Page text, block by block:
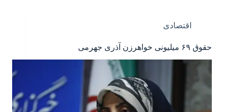
اقتصادی
حقوق ۶۹ میلیونی خواهرزن آذری جهرمی